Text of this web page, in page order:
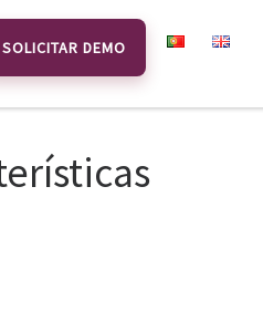
SOLICITAR DEMO